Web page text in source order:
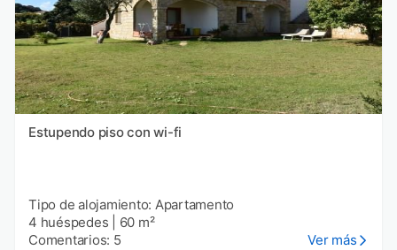
Estupendo piso con wi-fi
Tipo de alojamiento: Apartamento
4 huéspedes
60 m²
Comentarios: 5
Ver más